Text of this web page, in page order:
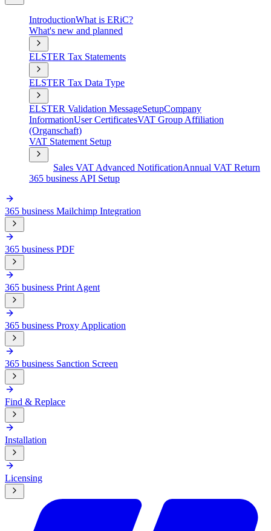
IntroductionWhat is ERiC?
What's new and planned
ELSTER Tax Statements
ELSTER Tax Data Type
ELSTER Validation MessageSetupCompany
InformationUser CertificatesVAT Group Affiliation
(Organschaft)
VAT Statement Setup
Sales VAT Advanced NotificationAnnual VAT Return
365 business API Setup
365 business Mailchimp Integration
365 business PDF
365 business Print Agent
365 business Proxy Application
365 business Sanction Screen
Find & Replace
Installation
Licensing